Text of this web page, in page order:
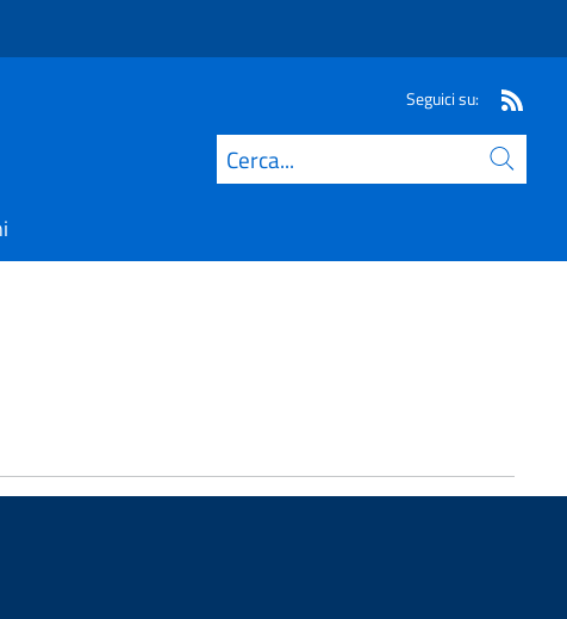
Seguici su:
Cerca